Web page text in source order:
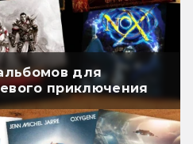
для
приключения